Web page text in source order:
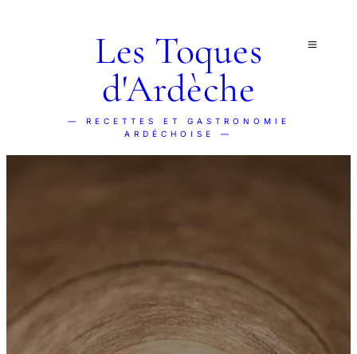
Les Toques
d'Ardèche
— RECETTES ET GASTRONOMIE
ARDÉCHOISE —